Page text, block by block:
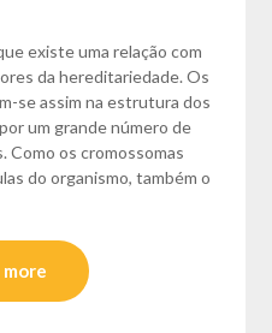
existe uma relação com
da hereditariedade. Os
se assim na estrutura dos
um grande número de
Como os cromossomas
do organismo, também o
more